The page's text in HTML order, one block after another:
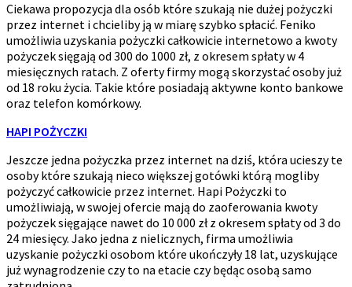
Ciekawa propozycja dla osób które szukają nie dużej pożyczki
przez internet i chcieliby ją w miarę szybko spłacić. Feniko
umożliwia uzyskania pożyczki całkowicie internetowo a kwoty
pożyczek sięgają od 300 do 1000 zł, z okresem spłaty w 4
miesięcznych ratach. Z oferty firmy mogą skorzystać osoby już
od 18 roku życia. Takie które posiadają aktywne konto bankowe
oraz telefon komórkowy.
HAPI POŻYCZKI
Jeszcze jedna pożyczka przez internet na dziś, która ucieszy te
osoby które szukają nieco większej gotówki którą mogliby
pożyczyć całkowicie przez internet. Hapi Pożyczki to
umożliwiają, w swojej ofercie mają do zaoferowania kwoty
pożyczek sięgające nawet do 10 000 zł z okresem spłaty od 3 do
24 miesięcy. Jako jedna z nielicznych, firma umożliwia
uzyskanie pożyczki osobom które ukończyły 18 lat, uzyskujące
już wynagrodzenie czy to na etacie czy będąc osobą samo